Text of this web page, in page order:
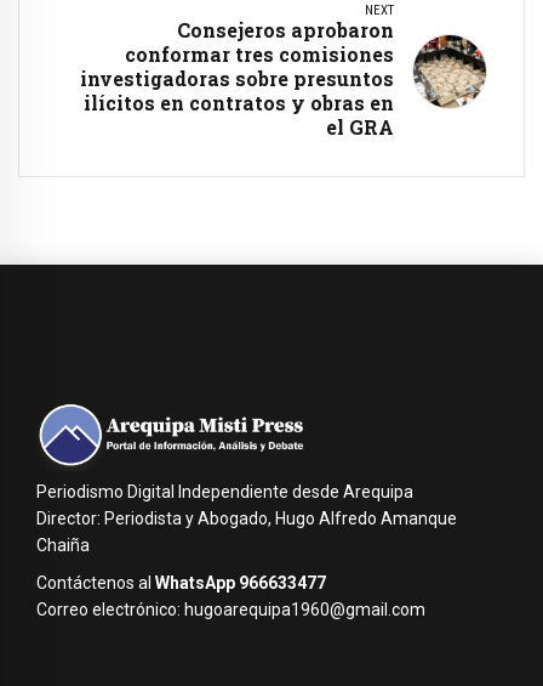
NEXT
Consejeros aprobaron
conformar tres comisiones
investigadoras sobre presuntos
ilícitos en contratos y obras en
el GRA
Periodismo Digital Independiente desde Arequipa
Director: Periodista y Abogado, Hugo Alfredo Amanque
Chaiña
Contáctenos al WhatsApp 966633477
Correo electrónico: hugoarequipa1960@gmail.com